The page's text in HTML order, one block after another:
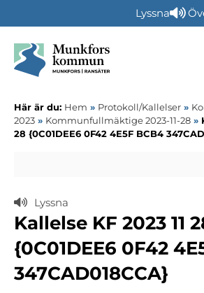
Lyssna
Här är du: Hem » Protokoll/Kallelser »
2023 » Kommunfullmäktige 2023-11-28 »
28 {0C01DEE6 0F42 4E5F BCB4
Lyssna
Kallelse KF 2023 11
{0C01DEE6 0F42
347CAD018CCA}